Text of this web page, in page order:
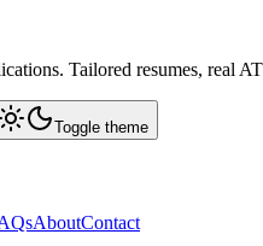
Tailored resumes, real
Toggle theme
AboutContact